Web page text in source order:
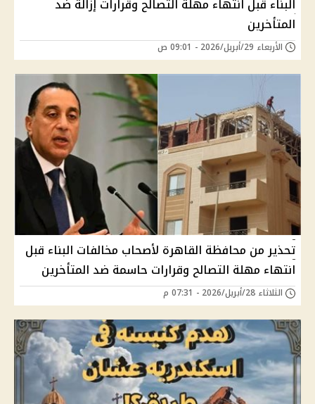
المتأخرين
الأربعاء 29/أبريل/2026 - 09:01 ص
تحذير من محافظة القاهرة لأصحاب مخالفات البناء قبل
انتهاء مهلة التصالح وقرارات حاسمة ضد المتأخرين
الثلاثاء 28/أبريل/2026 - 07:31 م